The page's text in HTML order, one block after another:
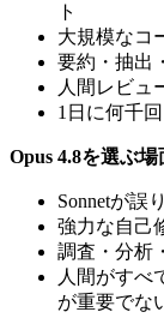
ト
大規模なコ
要約・抽出
人間レビュ
1日に何千
Opus 4.8を選ぶ場
Sonnetが誤
強力な自己
調査・分析
人間がすべ
が重要でな